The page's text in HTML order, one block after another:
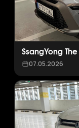
SsangYong
07.05.2026